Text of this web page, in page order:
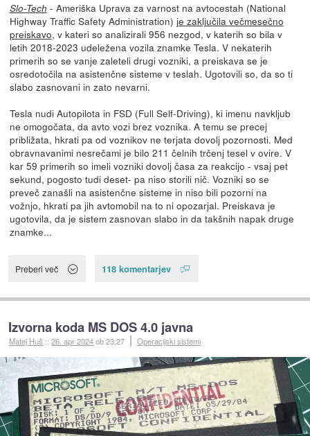
Slo-Tech - Ameriška Uprava za varnost na avtocestah (National
Highway Traffic Safety Administration) je zaključila večmesečno
preiskavo, v kateri so analizirali 956 nezgod, v katerih so bila v
letih 2018-2023 udeležena vozila znamke Tesla. V nekaterih
primerih so se vanje zaleteli drugi vozniki, a preiskava se je
osredotočila na asistenčne sisteme v teslah. Ugotovili so, da so ti
slabo zasnovani in zato nevarni.
Tesla nudi Autopilota in FSD (Full Self-Driving), ki imenu navkljub
ne omogočata, da avto vozi brez voznika. A temu se precej
približata, hkrati pa od voznikov ne terjata dovolj pozornosti. Med
obravnavanimi nesrečami je bilo 211 čelnih trčenj tesel v ovire. V
kar 59 primerih so imeli vozniki dovolj časa za reakcijo - vsaj pet
sekund, pogosto tudi deset- pa niso storili nič. Vozniki so se
preveč zanašli na asistenčne sisteme in niso bili pozorni na
vožnjo, hkrati pa jih avtomobil na to ni opozarjal. Preiskava je
ugotovila, da je sistem zasnovan slabo in da takšnih napak druge
znamke...
Preberi več 118 komentarjev
Izvorna koda MS DOS 4.0 javna
Matej Huš ::26. apr 2024ob 23:27 Operacijski sistemi